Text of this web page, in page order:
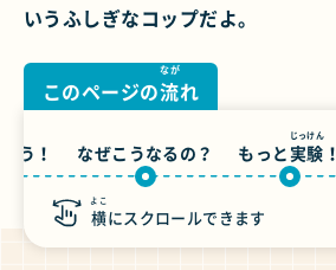
いうふしぎなコップだよ。
このページの流
なが
れ
う！ なぜこうなるの？ もっと 実験
じっけん
！
横
よこ
にスクロールできます